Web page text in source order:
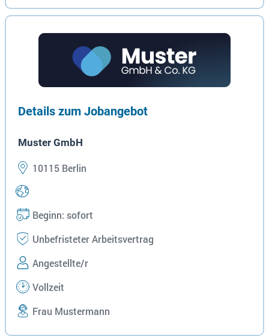
Details zum Jobangebot
Muster GmbH
10115 Berlin
Beginn: sofort
Unbefristeter Arbeitsvertrag
Angestellte/r
Vollzeit
Frau Mustermann